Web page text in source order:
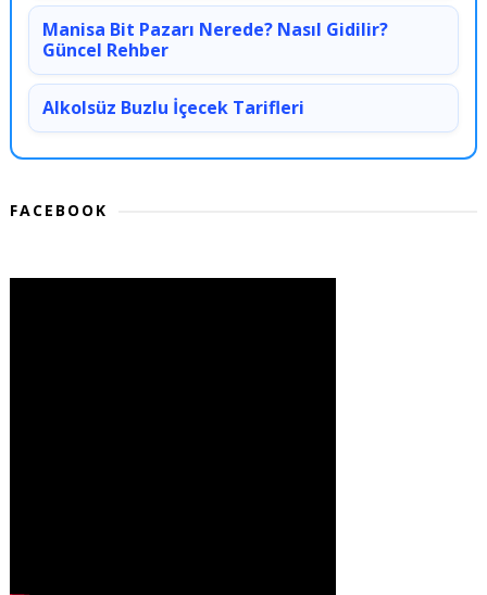
Manisa Bit Pazarı Nerede? Nasıl Gidilir?
Güncel Rehber
Alkolsüz Buzlu İçecek Tarifleri
FACEBOOK